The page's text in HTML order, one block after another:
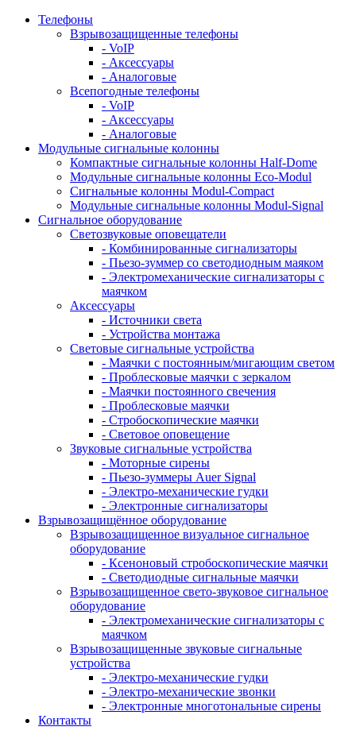
Телефоны
Взрывозащищенные телефоны
- VoIP
- Аксессуары
- Аналоговые
Всепогодные телефоны
- VoIP
- Аксессуары
- Аналоговые
Модульные сигнальные колонны
Компактные сигнальные колонны Half-Dome
Модульные сигнальные колонны Eco-Modul
Сигнальные колонны Modul-Compact
Модульные сигнальные колонны Modul-Signal
Сигнальное оборудование
Светозвуковые оповещатели
- Комбинированные сигнализаторы
- Пьезо-зуммер со светодиодным маяком
- Электромеханические сигнализаторы с
маячком
Аксессуары
- Источники света
- Устройства монтажа
Световые сигнальные устройства
- Маячки с постоянным/мигающим светом
- Проблесковые маячки с зеркалом
- Маячки постоянного свечения
- Проблесковые маячки
- Стробоскопические маячки
- Световое оповещение
Звуковые сигнальные устройства
- Моторные сирены
- Пьезо-зуммеры Auer Signal
- Электро-механические гудки
- Электронные сигнализаторы
Взрывозащищённое оборудование
Взрывозащищенное визуальное сигнальное
оборудование
- Ксеноновый стробоскопические маячки
- Светодиодные сигнальные маячки
Взрывозащищенное свето-звуковое сигнальное
оборудование
- Электромеханические сигнализаторы с
маячком
Взрывозащищенные звуковые сигнальные
устройства
- Электро-механические гудки
- Электро-механические звонки
- Электронные многотональные сирены
Контакты